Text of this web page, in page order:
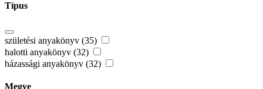
Típus
születési anyakönyv (35)
halotti anyakönyv (32)
házassági anyakönyv (32)
Megye